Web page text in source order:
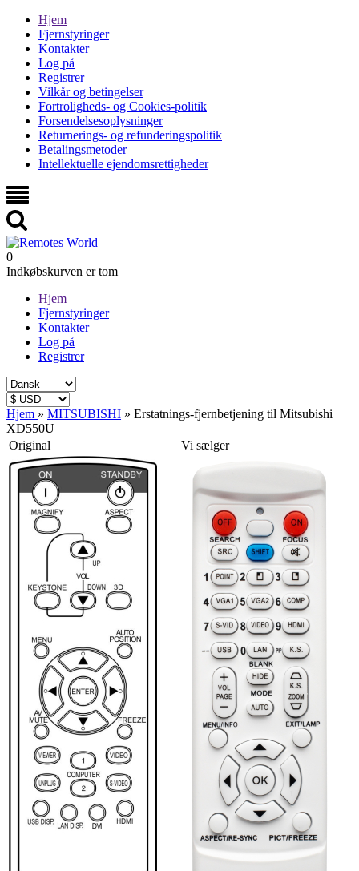
Hjem
Fjernstyringer
Kontakter
Log på
Registrer
Vilkår og betingelser
Fortroligheds- og Cookies-politik
Forsendelsesoplysninger
Returnerings- og refunderingspolitik
Betalingsmetoder
Intellektuelle ejendomsrettigheder
0
Indkøbskurven er tom
Hjem
Fjernstyringer
Kontakter
Log på
Registrer
Hjem » MITSUBISHI » Erstatnings-fjernbetjening til Mitsubishi
XD550U
Original
Vi sælger